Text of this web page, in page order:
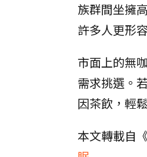
族群間坐擁
許多人更形
市面上的無
需求挑選。
因茶飲，輕
本文轉載自